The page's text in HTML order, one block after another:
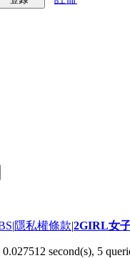
|隱私權條款|2GIRL女
0.027512 second(s), 5